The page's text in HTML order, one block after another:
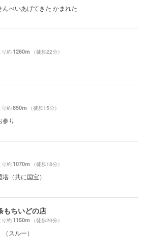
んべいあげてきた かまれた
り約1260m （徒歩22分）
り約850m （徒歩15分）
り
り約1070m （徒歩18分）
（共に国宝）
もちいどの店
り約1150m （徒歩20分）
スルー）